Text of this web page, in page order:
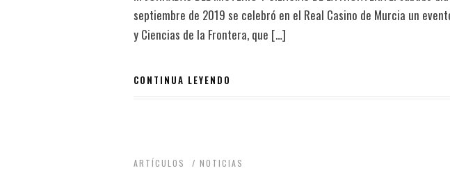
septiembre de 2019 se celebró en el Real Casino de Murcia un
y Ciencias de la Frontera, que […]
CONTINUA LEYENDO
ARTÍCULOS / NOTICIAS